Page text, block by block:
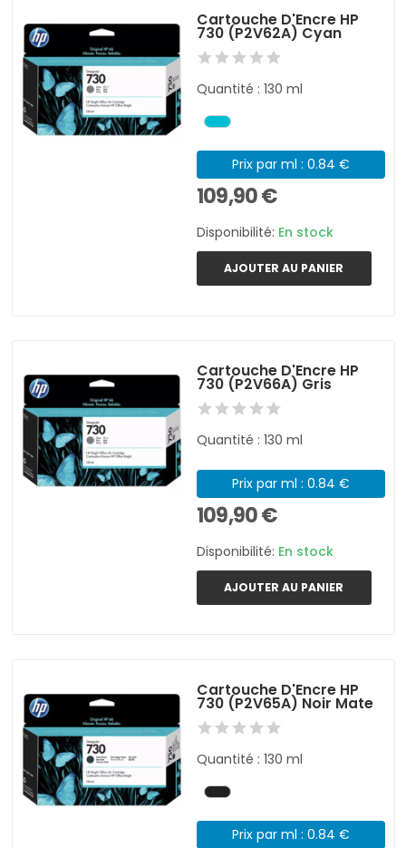
Cartouche D'Encre HP
730 (P2V62A) Cyan
Quantité : 130 ml
Prix par ml : 0.84 €
109,90 €
Disponibilité: En stock
AJOUTER AU PANIER
Cartouche D'Encre HP
730 (P2V66A) Gris
Quantité : 130 ml
Prix par ml : 0.84 €
109,90 €
Disponibilité: En stock
AJOUTER AU PANIER
Cartouche D'Encre HP
730 (P2V65A) Noir Mate
Quantité : 130 ml
Prix par ml : 0.84 €